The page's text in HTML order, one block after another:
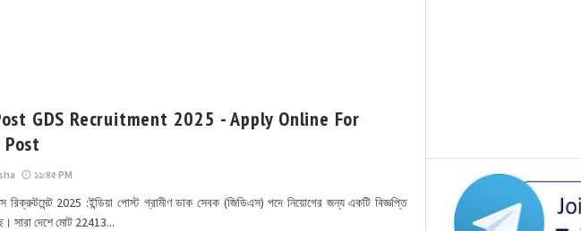
GDS Recruitment 2025 - Apply Online For
১১:৪৫ PM
রিক্রুটমেন্ট 2025 :ইন্ডিয়া পোস্ট গ্রামীণ ডাক সেবক (জিডিএস) পদে নিয়োগের জন্য একটি বিজ্ঞপ্তি
সারা দেশে মোট 22413...